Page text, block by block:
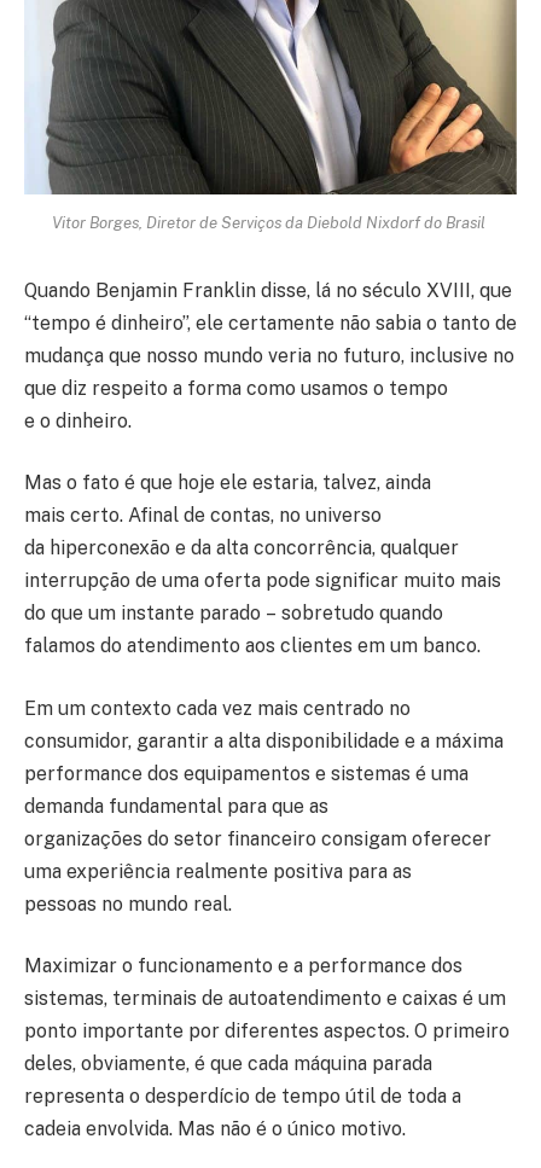
Vitor Borges, Diretor de Serviços da Diebold Nixdorf do Brasil
Quando Benjamin Franklin disse, lá no século XVIII, que
“tempo é dinheiro”, ele certamente não sabia o tanto de
mudança que nosso mundo veria no futuro, inclusive no
que diz respeito a forma como usamos o tempo
e o dinheiro.
Mas o fato é que hoje ele estaria, talvez, ainda
mais certo. Afinal de contas, no universo
da hiperconexão e da alta concorrência, qualquer
interrupção de uma oferta pode significar muito mais
do que um instante parado – sobretudo quando
falamos do atendimento aos clientes em um banco.
Em um contexto cada vez mais centrado no
consumidor, garantir a alta disponibilidade e a máxima
performance dos equipamentos e sistemas é uma
demanda fundamental para que as
organizações do setor financeiro consigam oferecer
uma experiência realmente positiva para as
pessoas no mundo real.
Maximizar o funcionamento e a performance dos
sistemas, terminais de autoatendimento e caixas é um
ponto importante por diferentes aspectos. O primeiro
deles, obviamente, é que cada máquina parada
representa o desperdício de tempo útil de toda a
cadeia envolvida. Mas não é o único motivo.